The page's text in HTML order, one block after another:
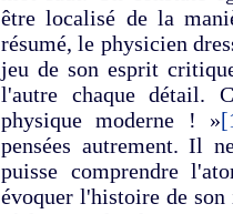
être localisé de la
résumé, le physicien
jeu de son esprit
l'autre chaque détail.
physique moderne ! »
pensées autrement. Il
puisse comprendre
évoquer l'histoire de son